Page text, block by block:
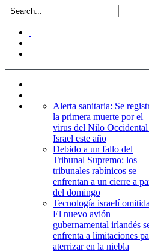
Alerta sanitaria: Se
la primera muerte por el
virus del Nilo Occidental
Israel este año
Debido a un fallo del
Tribunal Supremo: los
tribunales rabínicos se
enfrentan a un cierre a
del domingo
Tecnología israelí
El nuevo avión
gubernamental irlandés
enfrenta a limitaciones
aterrizar en la niebla